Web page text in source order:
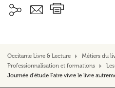
Occitanie Livre & Lecture Métiers du
Professionnalisation et formations
Journée d’étude Faire vivre le livre